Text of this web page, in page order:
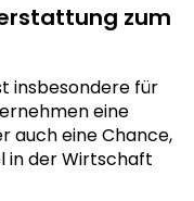
zum
insbesondere für
eine
auch eine Chance,
in der Wirtschaft